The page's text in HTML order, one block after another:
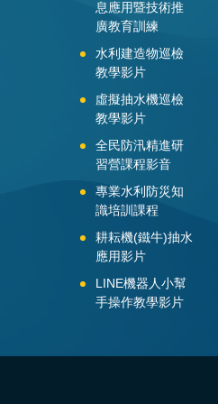
息應用暨技術推
廣教育訓練
水利建造物巡檢
教學影片
虛擬抽水機巡檢
教學影片
全民防汛精進研
習營課程影音
專業水利防災知
識培訓課程
耕耘機(鐵牛)抽水
應用影片
LINE機器人小幫
手操作教學影片